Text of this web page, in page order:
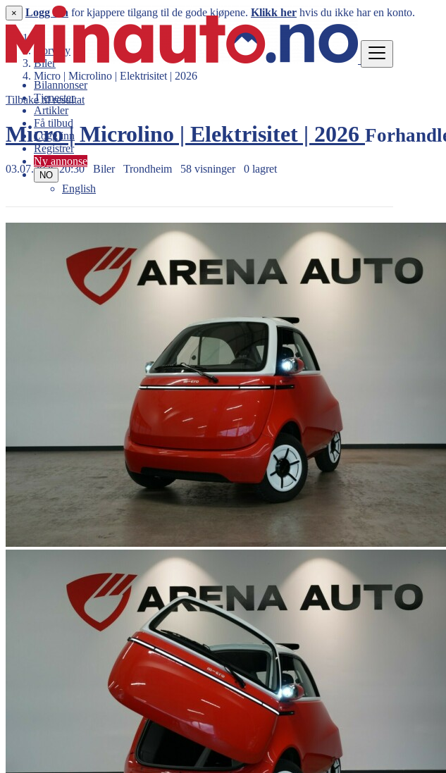
Bilannonser
Tjenester
Artikler
Få tilbud
Logg inn
Registrer
Ny annonse
NO
English
× Logg inn for kjappere tilgang til de gode kjøpene. Klikk her hvis du ikke har en konto.
Norway
Biler
Micro | Microlino | Elektrisitet | 2026
Tilbake til resultat
Micro | Microlino | Elektrisitet | 2026
03.07.2026 20:30 Biler Trondheim 58 visninger 0 lagret
299.900 kr